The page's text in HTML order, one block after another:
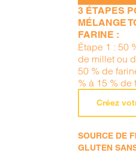
3 ÉTAPES
MÉLANGE
FARINE :
Étape 1 : 50
de millet ou
50 % de
% à 15 % de
Créez
SOURCE DE
GLUTEN